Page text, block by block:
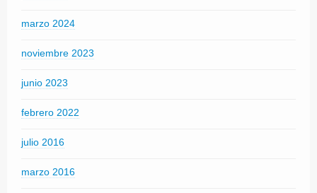
marzo 2024
noviembre 2023
junio 2023
febrero 2022
julio 2016
marzo 2016